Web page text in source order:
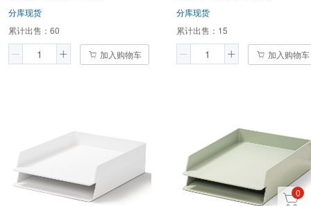
0
分库现货
累计出售： 60
加入购物车
分库现货
累计出售： 15
加入购物车